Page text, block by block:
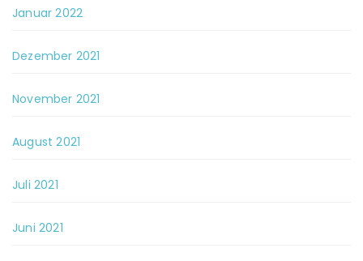
Januar 2022
Dezember 2021
November 2021
August 2021
Juli 2021
Juni 2021